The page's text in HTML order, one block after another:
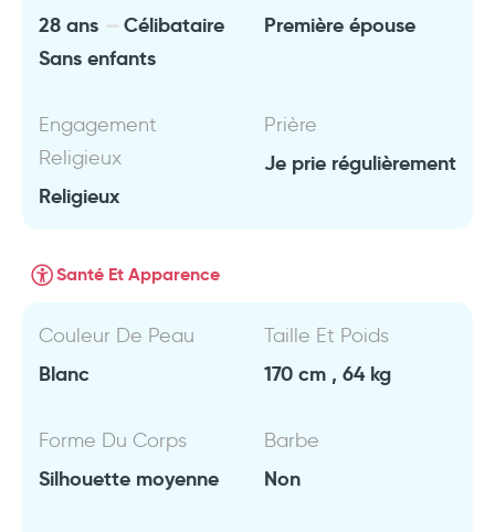
28 ans
Célibataire
Sans enfants
Première épouse
Engagement
Religieux
Religieux
Prière
Je prie régulièrement
Santé Et Apparence
Couleur De Peau
Blanc
Taille Et Poids
170 cm , 64 kg
Forme Du Corps
Silhouette moyenne
Barbe
Non